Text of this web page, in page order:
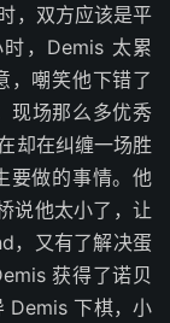
，双方应该是平
，Demis 太累
，嘲笑他下错了
现场那么多优秀
却在纠缠一场胜
要做的事情。他
说他太小了，让
，又有了解决蛋
获得了诺贝
Demis 下棋，小